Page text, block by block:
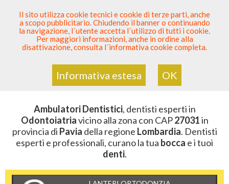
SEI DENTISTA? PARTECIPA
Sei QuiElenco Dentista Sicuro > Odontoiatria>
Ambulatori Dentistici>Lombardia>Pavia >CAP 27031
ZONA CON CAP 27031
Ambulatori Dentistici, dentisti esperti in
Odontoiatriavicino alla zona con CAP27031in
provincia di Pavia della regione Lombardia. Dentisti
esperti e professionali, curano la tua bocca e i tuoi
denti.
Il sito utilizza cookie tecnici e cookie di terze parti, anche
a scopo pubblicitario. Chiudendo il banner o continuando
la navigazione, l´utente accetta l´utilizzo di tutti i cookie.
Per maggiori informazioni, anche in ordine alla
disattivazione, consulta l´informativa cookie completa.
Informativa estesa OK